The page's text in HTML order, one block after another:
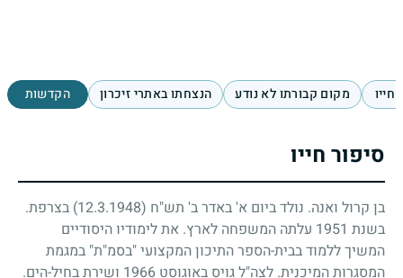
חייו מקום קבורתו לא נודע הנצחתו באתרי זיכרון הקדשות
סיפור חייו
בן קרול ואנה. נולד ביום א' באדר ב' תש"ח (12.3.1948)
בצרפת.
בשנת 1951 עלתה המשפחה לארץ. את לימודיו היסודיים
המשיך ללמוד בבית-הספר התיכון המקצועי "בסמ"ת" במגמת
המסגרות המיכנית. לצה"ל גויס באוגוסט 1966 ושירת בחיל-הים.